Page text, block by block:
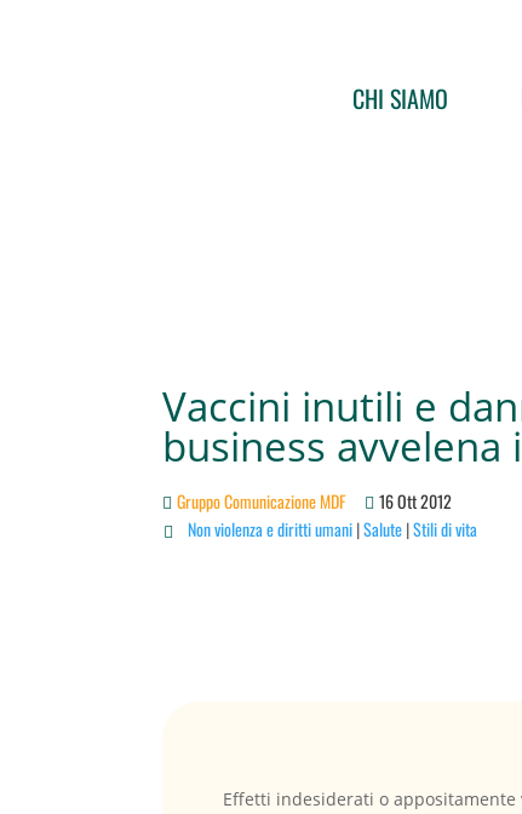
CHI SIAMO
Vaccini inutili e
business avvelena
Gruppo Comunicazione MDF 16 Ott 2012
 Non violenza e diritti umani|Salute|Stili di vita
Effetti indesiderati o